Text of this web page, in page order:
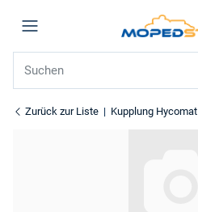
Zurück zur Liste Kupplung Hycomat